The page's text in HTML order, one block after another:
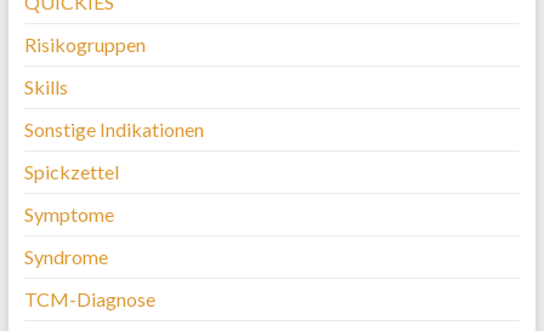
Risikogruppen
Skills
Sonstige Indikationen
Spickzettel
Symptome
Syndrome
TCM-Diagnose